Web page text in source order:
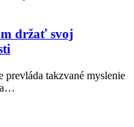
držať svoj
prevláda takzvané myslenie